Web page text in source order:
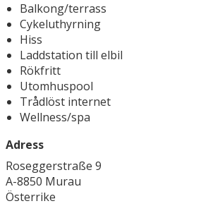
Balkong/terrass
Cykeluthyrning
Hiss
Laddstation till elbil
Rökfritt
Utomhuspool
Trådlöst internet
Wellness/spa
Adress
Roseggerstraße 9
A-8850 Murau
Österrike